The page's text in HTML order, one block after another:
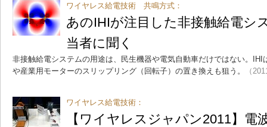
ワイヤレス給電技術 共鳴方式：
あのIHIが注目した非接触給電シ
当者に聞く
非接触給電システムの用途は、民生機器や電気自動車だけではない。IHI
や産業用モーターのスリップリング（回転子）の置き換えも狙う。
（
ワイヤレス給電技術：
【ワイヤレスジャパン2011】電